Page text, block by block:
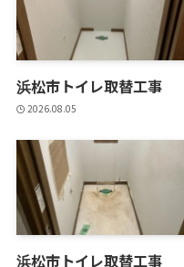
浜松市トイレ取替工事
2026.08.05
浜松市トイレ取替工事